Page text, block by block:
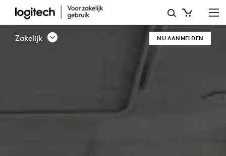
CHANNEL-
PARTNERPROGRAMMA
Zakelijk NU AANMELDEN